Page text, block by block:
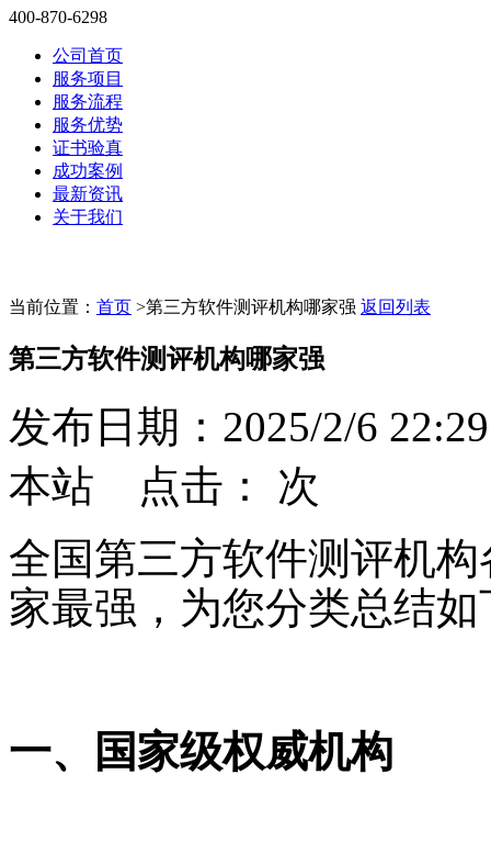
400-870-6298
公司首页
服务项目
服务流程
服务优势
证书验真
成功案例
最新资讯
关于我们
当前位置： 首页 >第三方软件测评机构哪家强 返回列表
第三方软件测评机构哪家强
发布日期：2025/2/6
本站 点击： 次
全国第三方软件测评机
家最强，为您分类总结如
一、国家级权威机构